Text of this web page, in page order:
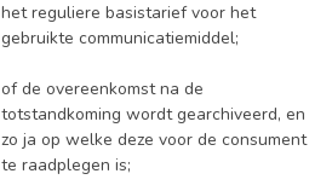
het reguliere basistarief voor het
gebruikte communicatiemiddel;
of de overeenkomst na de
totstandkoming wordt gearchiveerd, en
zo ja op welke deze voor de consument
te raadplegen is;